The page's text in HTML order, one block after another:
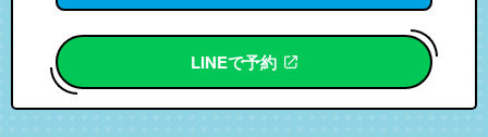
LINEで予約